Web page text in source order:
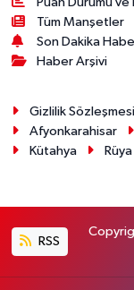
Tüm Manşetler
Son Dakika
Haber Arşivi
Gizlilik Sözleşmesi
Afyonkarahisar
Kütahya
RSS